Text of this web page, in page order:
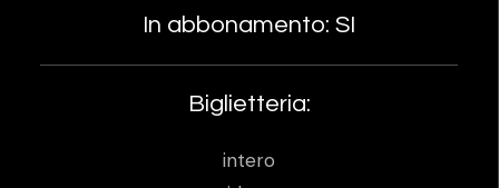
In abbonamento: SI
Biglietteria:
intero